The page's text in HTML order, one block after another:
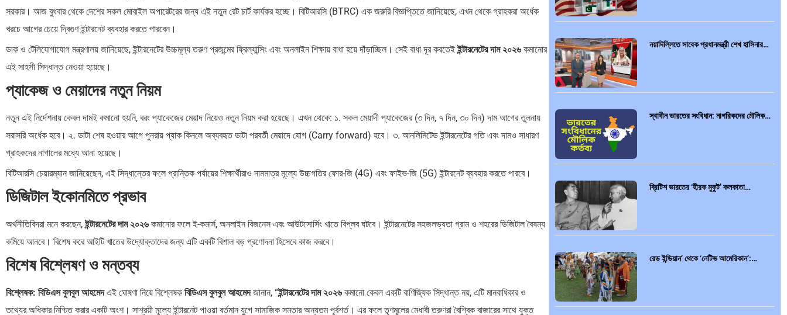
সরকার। আজ বুধবার থেকে দেশের সকল মোবাইল অপারেটরের জন্য এই নতুন রেট চার্ট কার্যকর হচ্ছে। বিটিআরসি (BTRC) এক জরুরি বিজ্ঞপ্তিতে জানিয়েছে, এখন থেকে গ্রাহকরা অর্ধেক
খরচে আগের চেয়ে দ্বিগুণ ইন্টারনেট ব্যবহার করতে পারবেন।
ডাক ও টেলিযোগাযোগ মন্ত্রণালয় জানিয়েছে, ইন্টারনেটের উচ্চমূল্য তরুণ প্রজন্মের ফ্রিল্যান্সিং এবং অনলাইন শিক্ষায় বাধা হয়ে দাঁড়াচ্ছিল। সেই বাধা দূর করতেইইন্টারনেটের দাম ২০২৬ কমানোর
এই সাহসী সিদ্ধান্ত নেওয়া হয়েছে।
প্যাকেজ ও মেয়াদের নতুন নিয়ম
নতুন এই নির্দেশনায় কেবল দামই কমানো হয়নি, বরং প্যাকেজের মেয়াদ নিয়েও নতুন নিয়ম করা হয়েছে। এখন থেকে: ১. সকল মেয়াদী প্যাকেজের (৩ দিন, ৭ দিন, ৩০ দিন) দাম আগের তুলনায়
সরাসরি অর্ধেক হবে। ২. ডাটা শেষ হওয়ার আগে পুনরায় প্যাক কিনলে অব্যবহৃত ডাটা পরবর্তী মেয়াদে যোগ (Carry forward) হবে। ৩. আনলিমিটেড ইন্টারনেটের গতি এবং দামও সাধারণ
গ্রাহকদের নাগালের মধ্যে আনা হয়েছে।
বিটিআরসি চেয়ারম্যান জানিয়েছেন, এই সিদ্ধান্তের ফলে প্রান্তিক পর্যায়ের শিক্ষার্থীরাও নামমাত্র মূল্যে উচ্চগতির ফোর-জি (4G) এবং ফাইভ-জি (5G) ইন্টারনেট ব্যবহার করতে পারবে।
ডিজিটাল ইকোনমিতে প্রভাব
অর্থনীতিবিদরা মনে করছেন,ইন্টারনেটের দাম ২০২৬ কমানোর ফলে ই-কমার্স, অনলাইন বিজনেস এবং আউটসোর্সিং খাতে বিপ্লব ঘটবে। ইন্টারনেটের সহজলভ্যতা গ্রাম ও শহরের ডিজিটাল বৈষম্য
কমিয়ে আনবে। বিশেষ করে আইটি খাতের উদ্যোক্তাদের জন্য এটি একটি বিশাল বড় প্রণোদনা হিসেবে কাজ করবে।
বিশেষ বিশ্লেষণ ও মন্তব্য
বিশ্লেষক: বিডিএস বুলবুল আহমেদএই ঘোষণা নিয়ে বিশ্লেষক বিডিএস বুলবুল আহমেদজানান, “ইন্টারনেটের দাম ২০২৬ কমানো কেবল একটি বাণিজ্যিক সিদ্ধান্ত নয়, এটি মানবাধিকার ও
তথ্যের অধিকার নিশ্চিত করার একটি অংশ। সাশ্রয়ী মূল্যে ইন্টারনেট পাওয়া বর্তমান যুগে সামাজিক সমতার অন্যতম পূর্বশর্ত। এর ফলে তৃণমূলের মেধাবী তরুণরা বৈশ্বিক বাজারের সাথে যুক্ত
নয়াদিল্লিতে সাবেক প্রধানমন্ত্রী শেখ হাসিনার…
স্বাধীন ভারতের সংবিধান: নাগরিকদের মৌলিক…
ব্রিটিশ ভারতের ‘হীরক মুকুট’ কলকাতা…
রেড ইন্ডিয়ান’ থেকে ‘নেটিভ আমেরিকান’:…